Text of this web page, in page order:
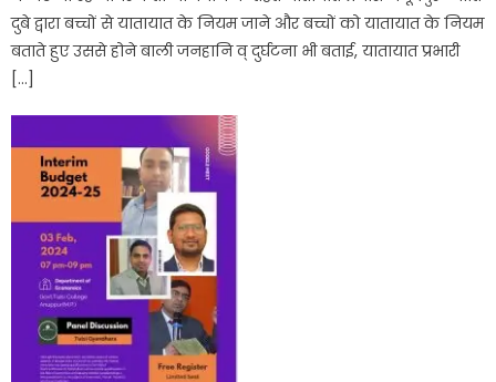
दुबे द्वारा बच्चों से यातायात के नियम जाने और बच्चों को यातायात के नियम
बताते हुए उससे होने बाली जनहानि व् दुर्घटना भी बताई, यातायात प्रभारी
[…]